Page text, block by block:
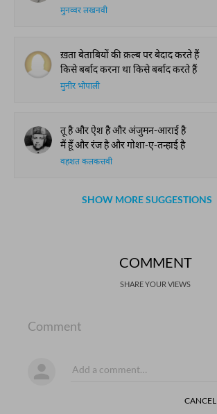
मुनव्वर लखनवी
ख़ता बेताबियों की क़ल्ब पर बेदाद करते हैं
किसे बर्बाद करना था किसे बर्बाद करते हैं
मुनीर भोपाली
तू है और ऐश है और अंजुमन-आराई है
मैं हूँ और रंज है और गोशा-ए-तन्हाई है
वहशत कलकत्तवी
SHOW MORE SUGGESTIONS
COMMENT
SHARE YOUR VIEWS
Comment
CANCEL